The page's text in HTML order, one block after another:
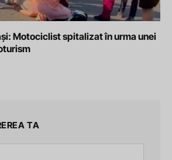
Motociclist spitalizat în urma unei
TA